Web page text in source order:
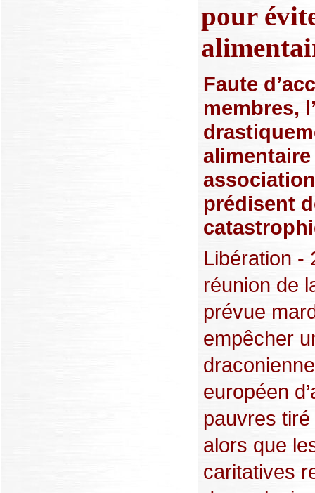
pour
Faute
membres,
prédisent
Libération -
réunion de
prévue
empêcher
européen
pauvres
alors que
caritatives